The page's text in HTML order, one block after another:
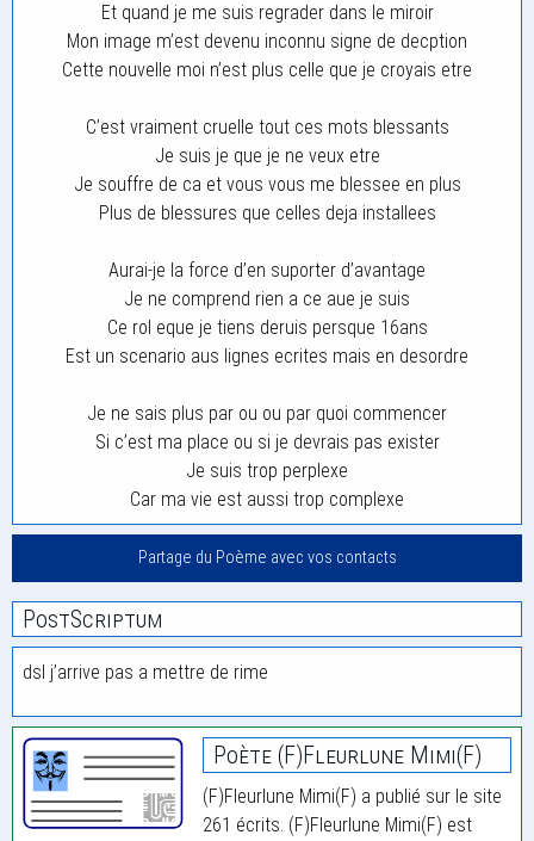
Et quand je me suis regrader dans le miroir
Mon image m’est devenu inconnu signe de decption
Cette nouvelle moi n’est plus celle que je croyais etre
C’est vraiment cruelle tout ces mots blessants
Je suis je que je ne veux etre
Je souffre de ca et vous vous me blessee en plus
Plus de blessures que celles deja installees
Aurai-je la force d’en suporter d’avantage
Je ne comprend rien a ce aue je suis
Ce rol eque je tiens deruis persque 16ans
Est un scenario aus lignes ecrites mais en desordre
Je ne sais plus par ou ou par quoi commencer
Si c’est ma place ou si je devrais pas exister
Je suis trop perplexe
Car ma vie est aussi trop complexe
Partage du Poème avec vos contacts
PostScriptum
dsl j’arrive pas a mettre de rime
Poète (F)Fleurlune Mimi(F)
(F)Fleurlune Mimi(F) a publié sur le site
261 écrits. (F)Fleurlune Mimi(F) est